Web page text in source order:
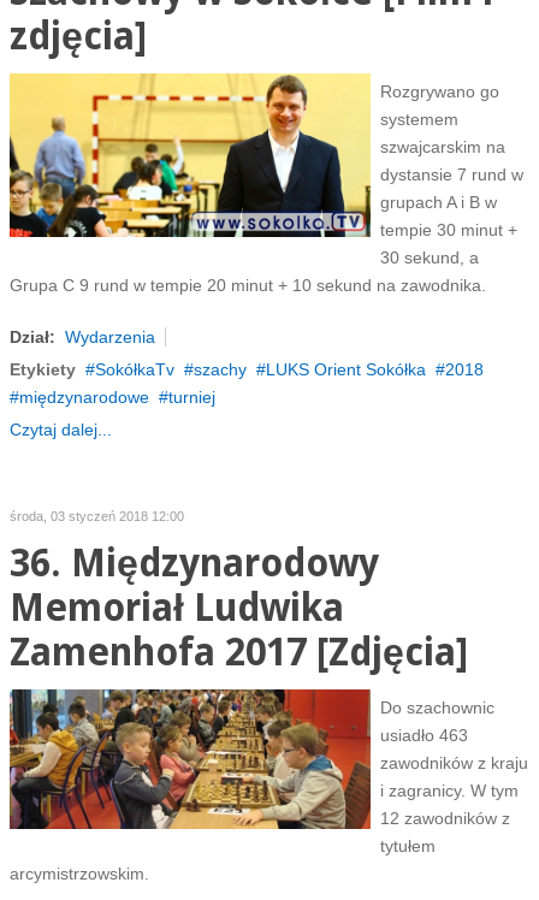
zdjęcia]
Rozgrywano go
systemem
szwajcarskim na
dystansie 7 rund w
grupach A i B w
tempie 30 minut +
30 sekund, a
Grupa C 9 rund w tempie 20 minut + 10 sekund na zawodnika.
Dział: Wydarzenia
Etykiety
SokółkaTv szachy LUKS Orient Sokółka
2018
międzynarodowe
turniej
Czytaj dalej...
środa, 03 styczeń 2018 12:00
36. Międzynarodowy
Memoriał Ludwika
Zamenhofa 2017 [Zdjęcia]
Do szachownic
usiadło 463
zawodników z kraju
i zagranicy. W tym
12 zawodników z
tytułem
arcymistrzowskim.